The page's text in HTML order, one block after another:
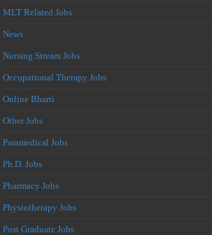
MLT Related Jobs
News
Nursing Stream Jobs
Occupational Therapy Jobs
Online Bharti
Other Jobs
Paramedical Jobs
Ph.D. Jobs
Pharmacy Jobs
Physiotherapy Jobs
Post Graduate Jobs